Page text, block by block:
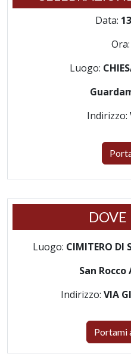
Data:
Ora:
Luogo:
Indirizzo:
DOVE
Luogo: CIMITERO DI
San
Indirizzo: VIA
Portami